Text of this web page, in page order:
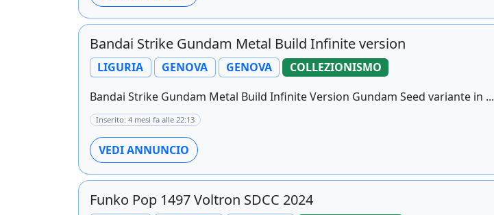
Bandai Strike Gundam Metal Build Infinite version
LIGURIA GENOVA GENOVA
COLLEZIONISMO
Bandai Strike Gundam Metal Build Infinite Version Gundam Seed variante in ...
Inserito: 4 mesi fa alle 22:13
VEDI ANNUNCIO
Funko Pop 1497 Voltron SDCC 2024